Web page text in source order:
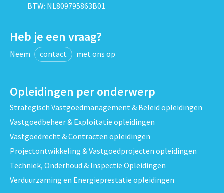
BTW: NL809795863B01
Heb je een vraag?
Neem contact met ons op
Opleidingen per onderwerp
Strategisch Vastgoedmanagement & Beleid opleidingen
Vastgoedbeheer & Exploitatie opleidingen
Vastgoedrecht & Contracten opleidingen
Projectontwikkeling & Vastgoedprojecten opleidingen
Techniek, Onderhoud & Inspectie Opleidingen
Verduurzaming en Energieprestatie opleidingen